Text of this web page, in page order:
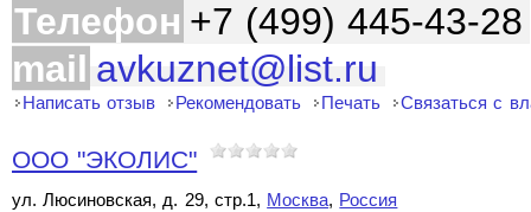
Телефон +7 (499) 445-43-28
mail avkuznet@list.ru
Написать отзыв Рекомендовать Печать Связаться с
ООО "ЭКОЛИС"
ул. Люсиновская, д. 29, стр.1, Москва, Россия